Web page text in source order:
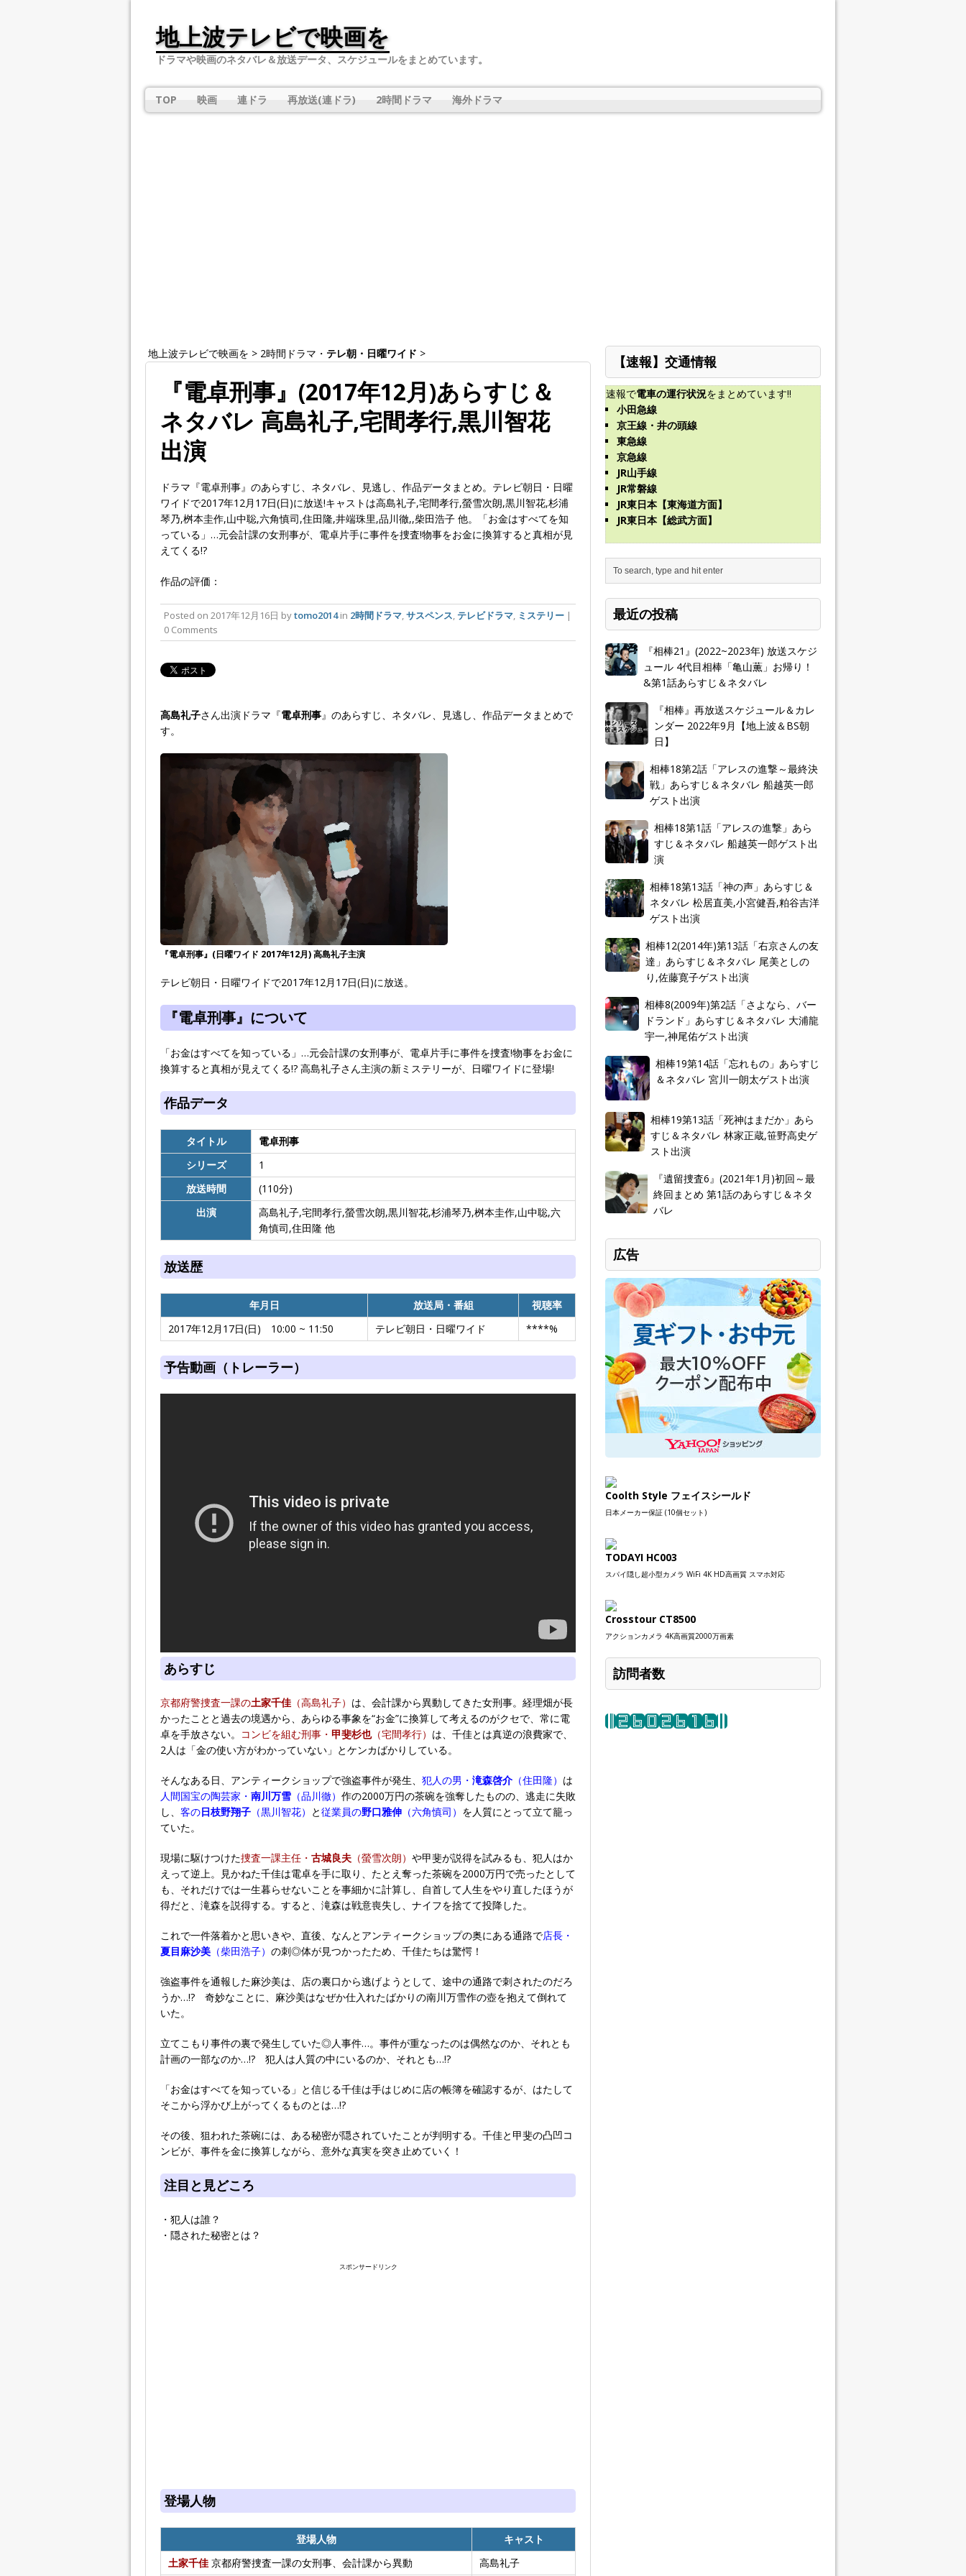
地上波テレビで映画を
ドラマや映画のネタバレ＆放送データ、スケジュールをまとめています。
TOP 映画 連ドラ 再放送(連ドラ) 2時間ドラマ 海外ドラマ
地上波テレビで映画を > 2時間ドラマ・ テレ朝・日曜ワイド >
『電卓刑事』(2017年12月)あらすじ＆
ネタバレ 高島礼子,宅間孝行,黒川智花
出演
ドラマ『電卓刑事』のあらすじ、ネタバレ、見逃し、作品データまとめ。テレビ朝日・日曜
ワイドで2017年12月17日(日)に放送!キャストは高島礼子,宅間孝行,螢雪次朗,黒川智花,杉浦
琴乃,桝本圭作,山中聡,六角慎司,住田隆,井端珠里,品川徹,,柴田浩子 他。「お金はすべてを知
っている」…元会計課の女刑事が、電卓片手に事件を捜査!物事をお金に換算すると真相が見
えてくる!?
作品の評価：
Posted on 2017年12月16日 bytomo2014in 2時間ドラマ,サスペンス, テレビドラマ, ミステリー |
0 Comments
高島礼子さん出演ドラマ『電卓刑事』のあらすじ、ネタバレ、見逃し、作品データまとめで
す。
『電卓刑事』(日曜ワイド 2017年12月) 高島礼子主演
テレビ朝日・日曜ワイドで2017年12月17日(日)に放送。
『電卓刑事』について
「お金はすべてを知っている」…元会計課の女刑事が、電卓片手に事件を捜査!物事をお金に
換算すると真相が見えてくる!? 高島礼子さん主演の新ミステリーが、日曜ワイドに登場!
作品データ
タイトル
電卓刑事
シリーズ
1
放送時間
(110分)
出演
高島礼子,宅間孝行,螢雪次朗,黒川智花,杉浦琴乃,桝本圭作,山中聡,六
角慎司,住田隆 他
放送歴
年月日 放送局・番組
視聴率
2017年12月17日(日) 10:00 ~ 11:50
テレビ朝日・日曜ワイド ****%
予告動画（トレーラー）
あらすじ
京都府警捜査一課の土家千佳 （高島礼子） は、会計課から異動してきた女刑事。経理畑が長
かったことと過去の境遇から、あらゆる事象を“お金”に換算して考えるのがクセで、常に電
卓を手放さない。
コンビを組む刑事・ 甲斐杉也（宅間孝行） は、千佳とは真逆の浪費家で、
2人は「金の使い方がわかっていない」とケンカばかりしている。
そんなある日、アンティークショップで強盗事件が発生、 犯人の男・ 滝森啓介 （住田隆） は
人間国宝の陶芸家・ 南川万雪 （品川徹） 作の2000万円の茶碗を強奪したものの、逃走に失敗
し、 客の日枝野翔子 （黒川智花） と従業員の野口雅伸 （六角慎司） を人質にとって立て籠っ
ていた。
現場に駆けつけた捜査一課主任・ 古城良夫 （螢雪次朗） や甲斐が説得を試みるも、犯人はか
えって逆上。見かねた千佳は電卓を手に取り、たとえ奪った茶碗を2000万円で売ったとして
も、それだけでは一生暮らせないことを事細かに計算し、自首して人生をやり直したほうが
得だと、滝森を説得する。すると、滝森は戦意喪失し、ナイフを捨てて投降した。
これで一件落着かと思いきや、直後、なんとアンティークショップの奥にある通路で店長・
夏目麻沙美 （柴田浩子） の刺◎体が見つかったため、千佳たちは驚愕！
強盗事件を通報した麻沙美は、店の裏口から逃げようとして、途中の通路で刺されたのだろ
うか…!? 奇妙なことに、麻沙美はなぜか仕入れたばかりの南川万雪作の壺を抱えて倒れて
いた。
立てこもり事件の裏で発生していた◎人事件…。事件が重なったのは偶然なのか、それとも
計画の一部なのか…!? 犯人は人質の中にいるのか、それとも…!?
「お金はすべてを知っている」と信じる千佳は手はじめに店の帳簿を確認するが、はたして
そこから浮かび上がってくるものとは…!?
その後、狙われた茶碗には、ある秘密が隠されていたことが判明する。千佳と甲斐の凸凹コ
ンビが、事件を金に換算しながら、意外な真実を突き止めていく！
注目と見どころ
・犯人は誰？
・隠された秘密とは？
スポンサードリンク
登場人物
登場人物
キャスト
土家千佳 京都府警捜査一課の女刑事、会計課から異動 高島礼子
【速報】交通情報
速報で電車の運行状況をまとめています!!
小田急線
京王線・井の頭線
東急線
京急線
JR山手線
JR常磐線
JR東日本【東海道方面】
JR東日本【総武方面】
最近の投稿
『相棒21』(2022~2023年) 放送スケジ
ュール 4代目相棒「亀山薫」お帰り！
&第1話あらすじ＆ネタバレ
『相棒』再放送スケジュール＆カレ
ンダー 2022年9月【地上波＆BS朝
日】
相棒18第2話「アレスの進撃～最終決
戦」あらすじ＆ネタバレ 船越英一郎
ゲスト出演
相棒18第1話「アレスの進撃」あら
すじ＆ネタバレ 船越英一郎ゲスト出
演
相棒18第13話「神の声」あらすじ＆
ネタバレ 松居直美,小宮健吾,粕谷吉洋
ゲスト出演
相棒12(2014年)第13話「右京さんの友
達」あらすじ＆ネタバレ 尾美としの
り,佐藤寛子ゲスト出演
相棒8(2009年)第2話「さよなら、バー
ドランド」あらすじ＆ネタバレ 大浦龍
宇一,神尾佑ゲスト出演
相棒19第14話「忘れもの」あらすじ
＆ネタバレ 宮川一朗太ゲスト出演
相棒19第13話「死神はまだか」あら
すじ＆ネタバレ 林家正蔵,笹野高史ゲ
スト出演
『遺留捜査6』(2021年1月)初回～最
終回まとめ 第1話のあらすじ＆ネタ
バレ
広告
Coolth Style フェイスシールド
日本メーカー保証 (10個セット)
TODAYI HC003
スパイ隠し超小型カメラ WiFi 4K HD高画質 スマホ対応
Crosstour CT8500
アクションカメラ 4K高画質2000万画素
訪問者数